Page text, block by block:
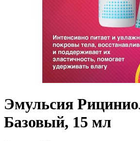
Эмульсия
Базовый, 15 мл